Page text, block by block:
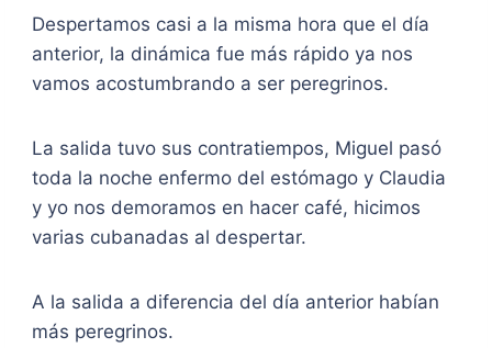
Despertamos casi a la misma hora que el día
anterior, la dinámica fue más rápido ya nos
vamos acostumbrando a ser peregrinos.
La salida tuvo sus contratiempos, Miguel pasó
toda la noche enfermo del estómago y Claudia
y yo nos demoramos en hacer café, hicimos
varias cubanadas al despertar.
A la salida a diferencia del día anterior habían
más peregrinos.